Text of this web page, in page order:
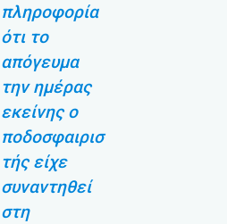
πληροφορία
ότι το
απόγευμα
την ημέρας
εκείνης ο
ποδοσφαιρισ
τής είχε
συναντηθεί
στη